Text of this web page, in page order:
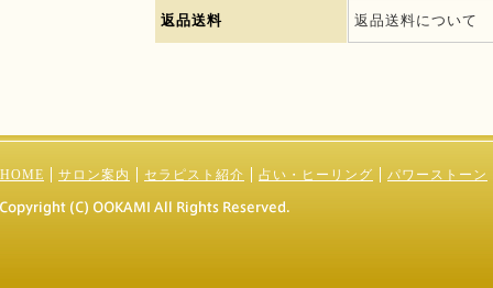
返品送料 返品送料について
HOME サロン案内 セラピスト紹介 占い・ヒーリング パワーストーン